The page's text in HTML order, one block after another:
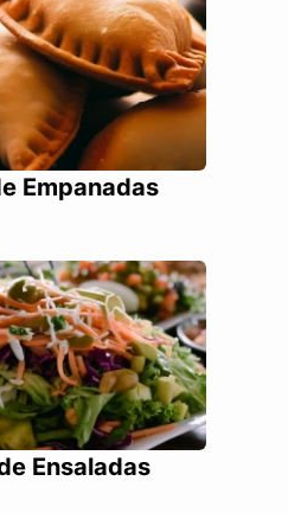
Empanadas
Ensaladas